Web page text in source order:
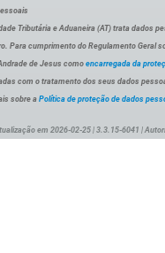
Tributária e Aduaneira (AT) trata dados
Para cumprimento do Regulamento Geral
de Jesus como encarregada da
com o tratamento dos seus dados
sobre a Política de proteção de dados
em 2026-02-25 | 3.3.15-6041 |